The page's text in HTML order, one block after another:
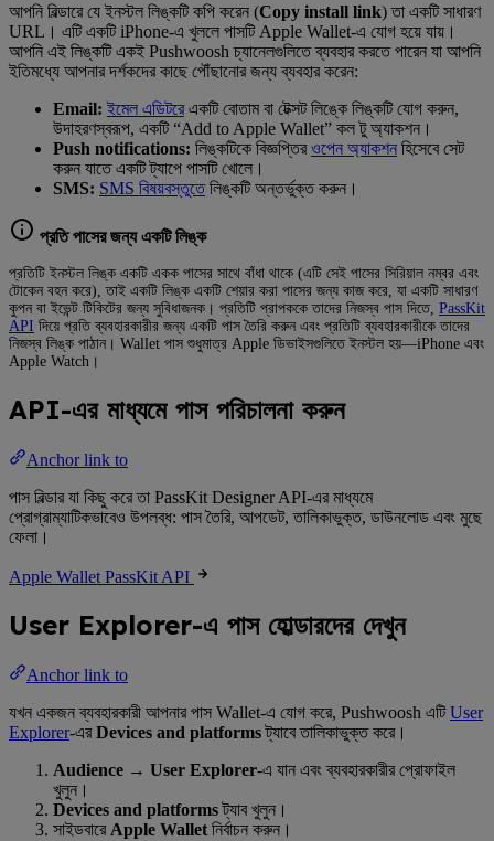
আপনি বিল্ডারে যে ইনস্টল লিঙ্কটি কপি করেন (Copy install link) তা একটি সাধারণ
URL। এটি একটি iPhone-এ খুললে পাসটি Apple Wallet-এ যোগ হয়ে যায়।
আপনি এই লিঙ্কটি একই Pushwoosh চ্যানেলগুলিতে ব্যবহার করতে পারেন যা আপনি
ইতিমধ্যে আপনার দর্শকদের কাছে পৌঁছানোর জন্য ব্যবহার করেন:
Email: ইমেল এডিটরেএকটি বোতাম বা টেক্সট লিঙ্কে লিঙ্কটি যোগ করুন,
উদাহরণস্বরূপ, একটি “Add to Apple Wallet” কল টু অ্যাকশন।
Push notifications: লিঙ্কটিকে বিজ্ঞপ্তিরওপেন অ্যাকশন হিসেবে সেট
করুন যাতে একটি ট্যাপে পাসটি খোলে।
SMS: SMS বিষয়বস্তুতেলিঙ্কটি অন্তর্ভুক্ত করুন।
প্রতি পাসের জন্য একটি লিঙ্ক
প্রতিটি ইনস্টল লিঙ্ক একটি একক পাসের সাথে বাঁধা থাকে (এটি সেই পাসের সিরিয়াল নম্বর এবং
টোকেন বহন করে), তাই একটি লিঙ্ক একটি শেয়ার করা পাসের জন্য কাজ করে, যা একটি সাধারণ
কুপন বা ইভেন্ট টিকিটের জন্য সুবিধাজনক। প্রতিটি প্রাপককে তাদের নিজস্ব পাস দিতে, PassKit
API দিয়ে প্রতি ব্যবহারকারীর জন্য একটি পাস তৈরি করুন এবং প্রতিটি ব্যবহারকারীকে তাদের
নিজস্ব লিঙ্ক পাঠান। Wallet পাস শুধুমাত্র Apple ডিভাইসগুলিতে ইনস্টল হয়—iPhone এবং
Apple Watch।
API-এর মাধ্যমে পাস পরিচালনা করুন
Anchor link to
পাস বিল্ডার যা কিছু করে তা PassKit Designer API-এর মাধ্যমে
প্রোগ্রাম্যাটিকভাবেও উপলব্ধ: পাস তৈরি, আপডেট, তালিকাভুক্ত, ডাউনলোড এবং মুছে
ফেলা।
Apple Wallet PassKit API
User Explorer-এ পাস হোল্ডারদের দেখুন
Anchor link to
যখন একজন ব্যবহারকারী আপনার পাস Wallet-এ যোগ করে, Pushwoosh এটিUser
Explorer-এরDevices and platformsট্যাবে তালিকাভুক্ত করে।
Audience → User Explorer-এ যান এবং ব্যবহারকারীর প্রোফাইল
খুলুন।
Devices and platformsট্যাব খুলুন।
সাইডবারে Apple Wallet নির্বাচন করুন।